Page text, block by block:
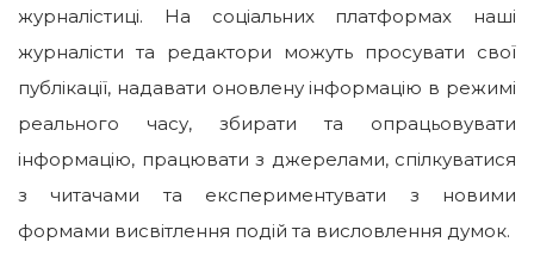
журналістиці. На соціальних платформах наші
журналісти та редактори можуть просувати свої
публікації, надавати оновлену інформацію в режимі
реального часу, збирати та опрацьовувати
інформацію, працювати з джерелами, спілкуватися
з читачами та експериментувати з новими
формами висвітлення подій та висловлення думок.